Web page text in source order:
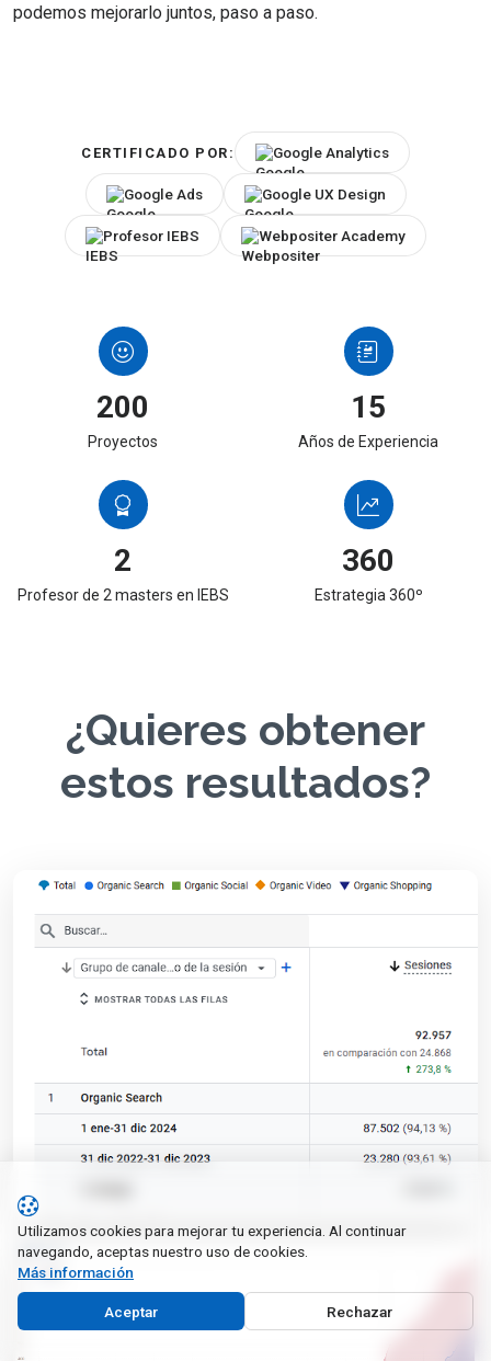
podemos mejorarlo juntos, paso a paso.
CERTIFICADO POR: Google Analytics
Google Ads Google UX Design
Profesor IEBS Webpositer Academy
200
Proyectos
15
Años de Experiencia
2
Profesor de 2 masters en IEBS
360
Estrategia 360º
¿Quieres obtener
estos resultados?
Utilizamos cookies para mejorar tu experiencia. Al continuar
navegando, aceptas nuestro uso de cookies.
Más información
Aceptar Rechazar